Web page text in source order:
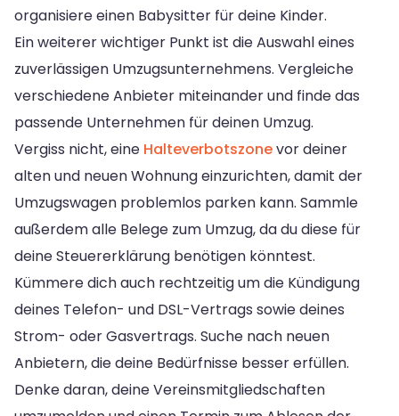
organisiere einen Babysitter für deine Kinder.
Ein weiterer wichtiger Punkt ist die Auswahl eines
zuverlässigen Umzugsunternehmens. Vergleiche
verschiedene Anbieter miteinander und finde das
passende Unternehmen für deinen Umzug.
Vergiss nicht, eine Halteverbotszonevor deiner
alten und neuen Wohnung einzurichten, damit der
Umzugswagen problemlos parken kann. Sammle
außerdem alle Belege zum Umzug, da du diese für
deine Steuererklärung benötigen könntest.
Kümmere dich auch rechtzeitig um die Kündigung
deines Telefon- und DSL-Vertrags sowie deines
Strom- oder Gasvertrags. Suche nach neuen
Anbietern, die deine Bedürfnisse besser erfüllen.
Denke daran, deine Vereinsmitgliedschaften